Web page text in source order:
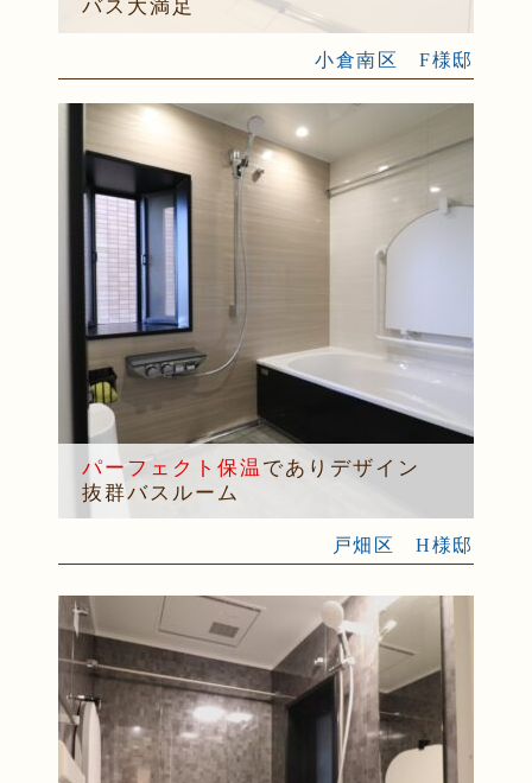
バス大満足
小倉南区 F様邸
パーフェクト保温 でありデザイン
抜群バスルーム
戸畑区 H様邸